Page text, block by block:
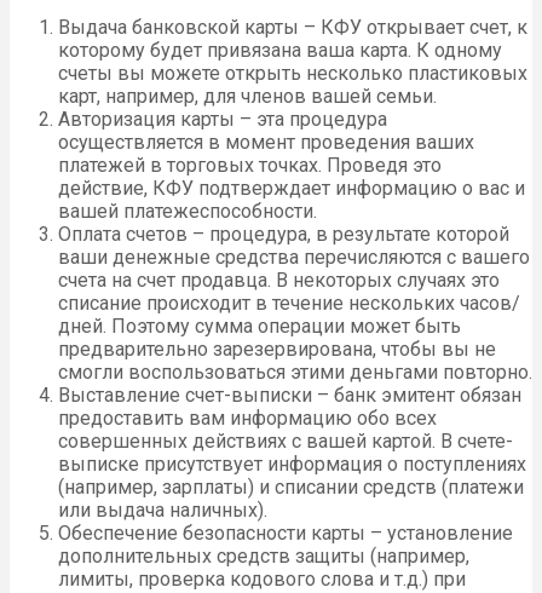
Выдача банковской карты – КФУ открывает счет, к
которому будет привязана ваша карта. К одному
счеты вы можете открыть несколько пластиковых
карт, например, для членов вашей семьи.
Авторизация карты – эта процедура
осуществляется в момент проведения ваших
платежей в торговых точках. Проведя это
действие, КФУ подтверждает информацию о вас и
вашей платежеспособности.
Оплата счетов – процедура, в результате которой
ваши денежные средства перечисляются с вашего
счета на счет продавца. В некоторых случаях это
списание происходит в течение нескольких часов/
дней. Поэтому сумма операции может быть
предварительно зарезервирована, чтобы вы не
смогли воспользоваться этими деньгами повторно.
Выставление счет-выписки – банк эмитент обязан
предоставить вам информацию обо всех
совершенных действиях с вашей картой. В счете-
выписке присутствует информация о поступлениях
(например, зарплаты) и списании средств (платежи
или выдача наличных).
Обеспечение безопасности карты – установление
дополнительных средств защиты (например,
лимиты, проверка кодового слова и т.д.) при